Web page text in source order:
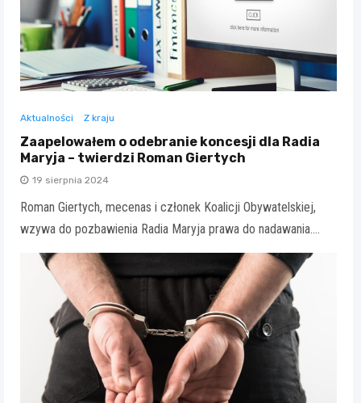
Aktualności Z kraju
Zaapelowałem o odebranie koncesji dla Radia
Maryja – twierdzi Roman Giertych
19 sierpnia 2024
Roman Giertych, mecenas i członek Koalicji Obywatelskiej,
wzywa do pozbawienia Radia Maryja prawa do nadawania.…